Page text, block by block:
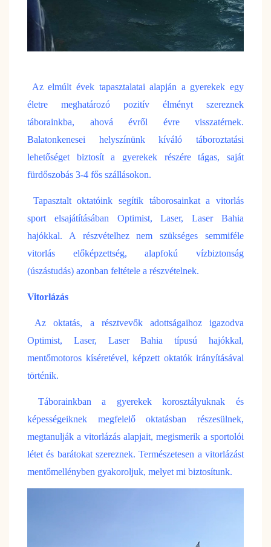
Az elmúlt évek tapasztalatai alapján a gyerekek egy
életre meghatározó pozitív élményt szereznek
táborainkba, ahová évről évre visszatérnek.
Balatonkenesei helyszínünk kíváló táboroztatási
lehetőséget biztosít a gyerekek részére tágas, saját
fürdőszobás 3-4 fős szállásokon.
Tapasztalt oktatóink segítik táborosainkat a vitorlás
sport elsajátításában Optimist, Laser, Laser Bahia
hajókkal. A részvételhez nem szükséges semmiféle
vitorlás előképzettség, alapfokú vízbiztonság
(úszástudás) azonban feltétele a részvételnek.
Vitorlázás
Az oktatás, a résztvevők adottságaihoz igazodva
Optimist, Laser, Laser Bahia típusú hajókkal,
mentőmotoros kíséretével, képzett oktatók irányításával
történik.
Táborainkban a gyerekek korosztályuknak és
képességeiknek megfelelő oktatásban részesülnek,
megtanulják a vitorlázás alapjait, megismerik a sportolói
létet és barátokat szereznek. Természetesen a vitorlázást
mentőmellényben gyakoroljuk, melyet mi biztosítunk.